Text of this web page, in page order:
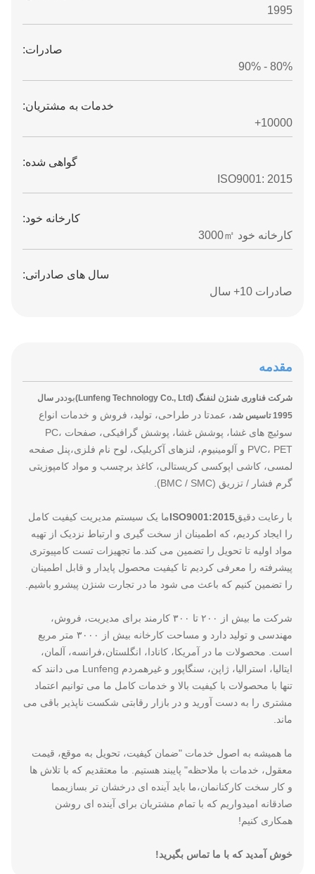
1995
صادرات:
80% - 90%
خدمات به مشتریان:
10000+
گواهی شده:
ISO9001: 2015
کارخانه خود:
کارخانه خود 3000㎡
سال های صادراتی:
صادرات 10+ سال
مقدمه
شرکت فناوری شنژن لنفنگ (Lunfeng Technology Co., Ltd) بوددر سال
1995 تاسیس شد
، عمدتا در طراحی، تولید، فروش و خدمات انواع
سوئیچ های غشا، پوشش غشا، پوشش گرافیکی، صفحات PC،
PVC، PET و آلومینیوم، لنزهای آکریلیک، لوح نام فلزی،پنل صفحه
لمسی، کاشی اپوکسی کریستالی، کاغذ برچسب و مواد کامپوزیتی
گرم فشار / تزریق (BMC / SMC).
با رعایت دقیقISO9001:2015ما یک سیستم مدیریت کیفیت کامل
را ایجاد کردیم، که اطمینان از سخت گیری و ارتباط نزدیک از تهیه
مواد اولیه تا تحویل را تضمین می کند.ما تجهیزات تست کامپیوتری
پیشرفته را معرفی کردیم تا کیفیت محصول پایدار و قابل اطمینان
را تضمین کنیم که باعث می شود ما در تجارت شنژن پیشرو باشیم.
شرکت ما بیش از ۲۰۰ تا ۳۰۰ کارمند برای مدیریت، فروش،
مهندسی و تولید دارد و مساحت کارخانه بیش از ۳۰۰۰ متر مربع
است. محصولات ما در آمریکا، کانادا، انگلستان،فرانسه، آلمان،
ایتالیا، استرالیا، ژاپن، سنگاپور و غیرهمردم Lunfeng می دانند که
تنها با محصولات با کیفیت بالا و خدمات کامل ما می توانیم اعتماد
مشتری را به دست آورید و در بازار رقابتی شکست ناپذیر باقی می
ماند.
ما همیشه به اصول خدمات "ضمان کیفیت، تحویل به موقع، قیمت
معقول، خدمات با ملاحظه" پایبند هستیم. ما معتقدیم که با تلاش ها
و کار سخت کارکنانمان،ما باید آینده ای درخشان تر بسازیمما
صادقانه امیدواریم که با تمام مشتریان برای آینده ای روشن
همکاری کنیم!
خوش آمدید که با ما تماس بگیرید!